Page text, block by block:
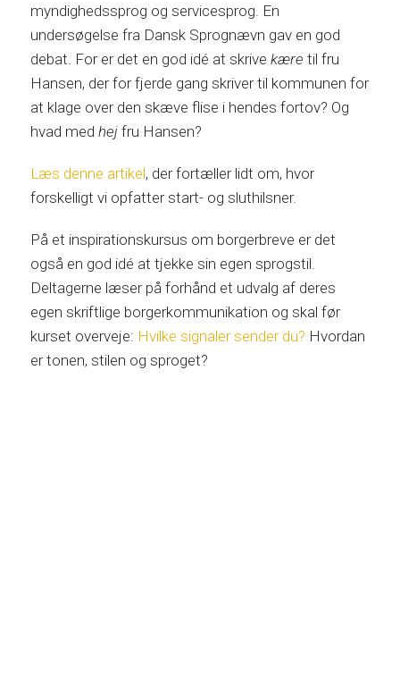
myndighedssprog og servicesprog. En
undersøgelse fra Dansk Sprognævn gav en god
debat. For er det en god idé at skrive kære til fru
Hansen, der for fjerde gang skriver til kommunen for
at klage over den skæve flise i hendes fortov? Og
hvad med hejfru Hansen?
Læs denne artikel, der fortæller lidt om, hvor
forskelligt vi opfatter start- og sluthilsner.
På et inspirationskursus om borgerbreve er det
også en god idé at tjekke sin egen sprogstil.
Deltagerne læser på forhånd et udvalg af deres
egen skriftlige borgerkommunikation og skal før
kurset overveje: Hvilke signaler sender du? Hvordan
er tonen, stilen og sproget?